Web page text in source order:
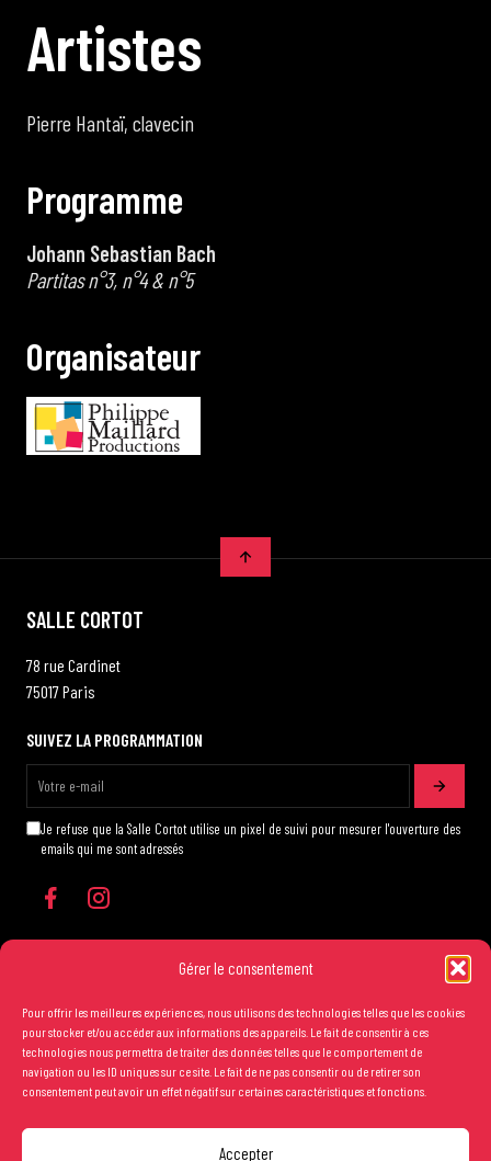
Gérer le consentement
Pour offrir les meilleures expériences, nous utilisons des technologies telles que les cookies
pour stocker et/ou accéder aux informations des appareils. Le fait de consentir à ces
technologies nous permettra de traiter des données telles que le comportement de
navigation ou les ID uniques sur ce site. Le fait de ne pas consentir ou de retirer son
consentement peut avoir un effet négatif sur certaines caractéristiques et fonctions.
Accepter
Artistes
Pierre Hantaï, clavecin
Programme
Johann Sebastian Bach
Partitas n°3, n°4 & n°5
Organisateur
SALLE CORTOT
78 rue Cardinet
75017 Paris
SUIVEZ LA PROGRAMMATION
Je refuse que la Salle Cortot utilise un pixel de suivi pour mesurer l'ouverture des
emails qui me sont adressés
Les conditions générales de vente
Mentions légales
Crédits
Copyright Salle Cortot © 2025 - Création studio